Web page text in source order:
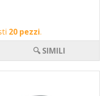
20 pezzi.
🔍 SIMILI